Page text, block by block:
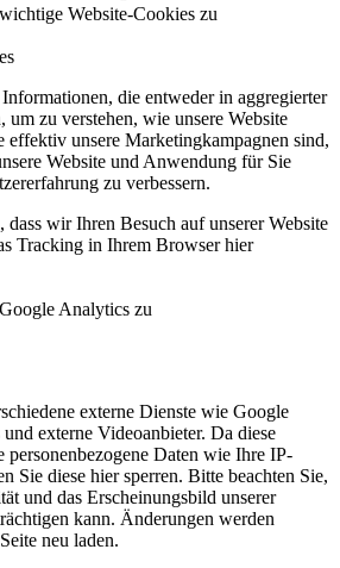
Website-Cookies zu
die entweder in aggregierter
zu verstehen, wie unsere Website
unsere Marketingkampagnen sind,
Website und Anwendung für Sie
zu verbessern.
dass wir Ihren Besuch auf unserer Website
Tracking in Ihrem Browser hier
Analytics zu
externe Dienste wie Google
externe Videoanbieter. Da diese
Daten wie Ihre IP-
Sie diese hier sperren. Bitte beachten Sie,
und das Erscheinungsbild unserer
kann. Änderungen werden
neu laden.